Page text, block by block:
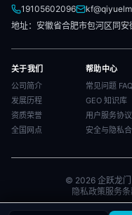
19105602096
地址：安徽省合肥市包河区同
关于我们
公司简介
发展历程
资质荣誉
全国网点
帮助中心
常见问题 FAQ
GEO 知识库
用户服务协议
安全与隐私
© 2026 企跃龙
隐私政策服务